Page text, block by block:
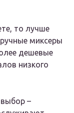
то лучше
миксеры
дешевые
низкого
–